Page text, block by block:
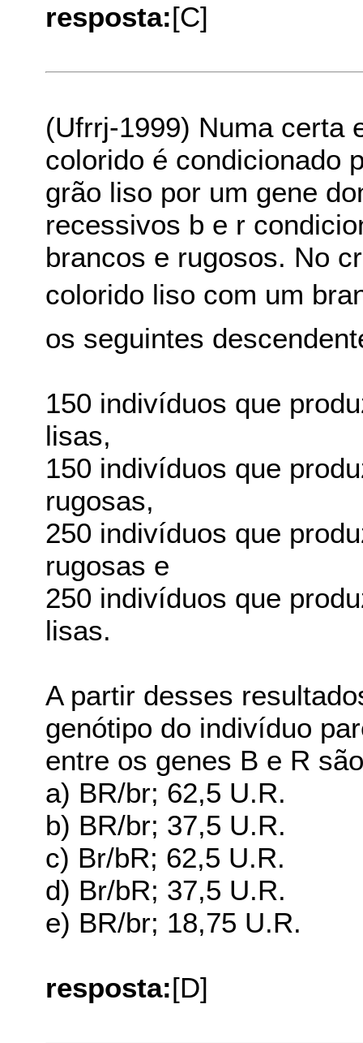
resposta:[C]
(Ufrrj-1999) Numa certa
colorido é condicionado
grão liso por um gene
recessivos b e r
brancos e rugosos. No
colorido liso com um
os seguintes
150 indivíduos que
lisas,
150 indivíduos que
rugosas,
250 indivíduos que
rugosas e
250 indivíduos que
lisas.
A partir desses
genótipo do indivíduo
entre os genes B e R
a) BR/br; 62,5 U.R.
b) BR/br; 37,5 U.R.
c) Br/bR; 62,5 U.R.
d) Br/bR; 37,5 U.R.
e) BR/br; 18,75 U.R.
resposta:[D]